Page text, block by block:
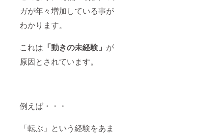
ガが年々増加している事が
わかります。
これは 「動きの未経験」 が
原因とされています。
例えば・・・
「転ぶ」という経験をあま